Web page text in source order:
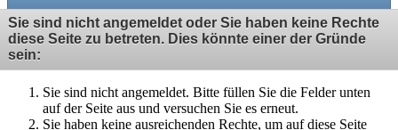
Sie sind nicht angemeldet oder Sie haben keine Rechte
diese Seite zu betreten. Dies könnte einer der Gründe
sein:
Sie sind nicht angemeldet. Bitte füllen Sie die Felder unten
auf der Seite aus und versuchen Sie es erneut.
Sie haben keine ausreichenden Rechte, um auf diese Seite